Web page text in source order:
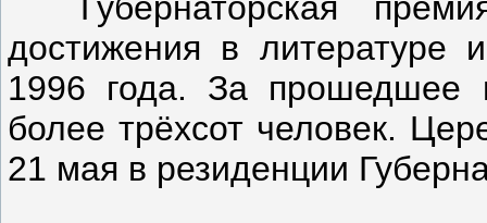
Губернаторская
достижения в литературе
1996 года. За прошедшее
более трёхсот человек.
21 мая в резиденции